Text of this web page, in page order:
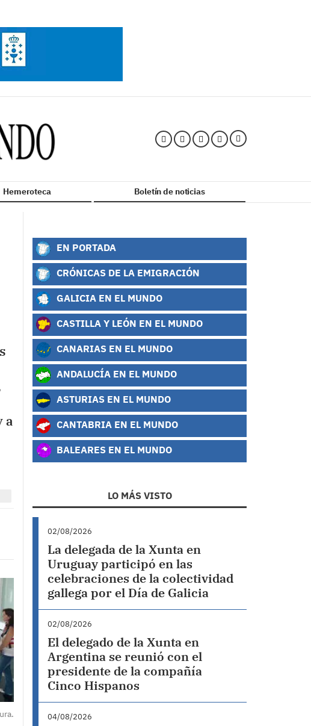
Hemeroteca Boletín de noticias
a
EN PORTADA
CRÓNICAS DE LA EMIGRACIÓN
GALICIA EN EL MUNDO
CASTILLA Y LEÓN EN EL MUNDO
CANARIAS EN EL MUNDO
ANDALUCÍA EN EL MUNDO
ASTURIAS EN EL MUNDO
CANTABRIA EN EL MUNDO
BALEARES EN EL MUNDO
LO MÁS VISTO
02/08/2026
La delegada de la Xunta en
Uruguay participó en las
celebraciones de la colectividad
gallega por el Día de Galicia
02/08/2026
El delegado de la Xunta en
Argentina se reunió con el
presidente de la compañía
Cinco Hispanos
04/08/2026